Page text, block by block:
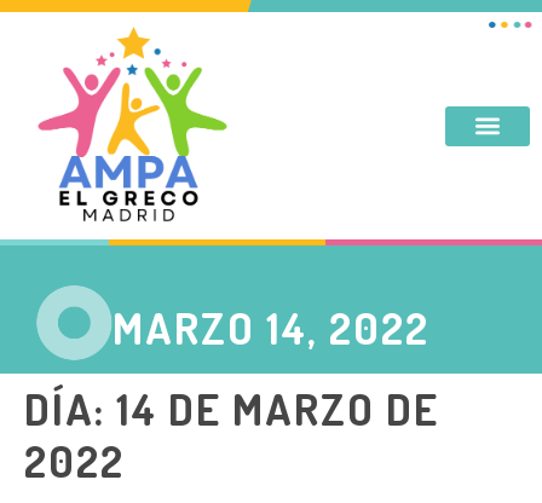
MARZO 14, 2022
DÍA: 14 DE MARZO DE
2022